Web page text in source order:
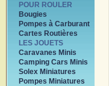
POUR ROULER
Bougies
Pompes à Carburant
Cartes Routières
LES JOUETS
Caravanes Minis
Camping Cars Minis
Solex Miniatures
Pompes Miniatures